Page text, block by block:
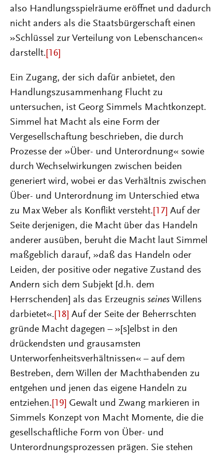
also Handlungsspielräume eröffnet und dadurch
nicht anders als die Staatsbürgerschaft einen
»Schlüssel zur Verteilung von Lebenschancen«
darstellt. [16]
Ein Zugang, der sich dafür anbietet, den
Handlungszusammenhang Flucht zu
untersuchen, ist Georg Simmels Machtkonzept.
Simmel hat Macht als eine Form der
Vergesellschaftung beschrieben, die durch
Prozesse der »Über- und Unterordnung« sowie
durch Wechselwirkungen zwischen beiden
generiert wird, wobei er das Verhältnis zwischen
Über- und Unterordnung im Unterschied etwa
zu Max Weber als Konflikt versteht. [17] Auf der
Seite derjenigen, die Macht über das Handeln
anderer ausüben, beruht die Macht laut Simmel
maßgeblich darauf, »daß das Handeln oder
Leiden, der positive oder negative Zustand des
Andern sich dem Subjekt [d.h. dem
Herrschenden] als das Erzeugnis seines Willens
darbietet«. [18] Auf der Seite der Beherrschten
gründe Macht dagegen – »[s]elbst in den
drückendsten und grausamsten
Unterworfenheitsverhältnissen« – auf dem
Bestreben, dem Willen der Machthabenden zu
entgehen und jenen das eigene Handeln zu
entziehen. [19] Gewalt und Zwang markieren in
Simmels Konzept von Macht Momente, die die
gesellschaftliche Form von Über- und
Unterordnungsprozessen prägen. Sie stehen